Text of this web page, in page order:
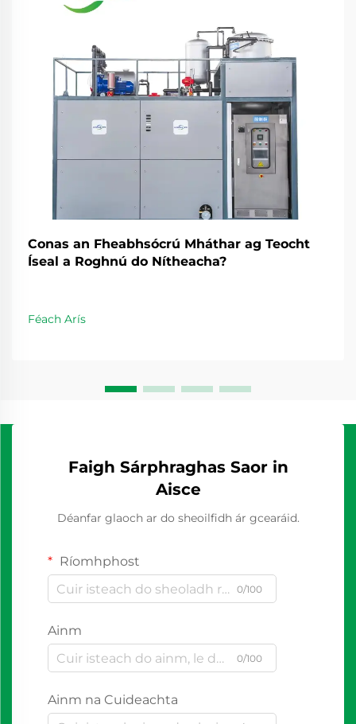
Conas an Fheabhsócrú Mháthar ag Teocht
Íseal a Roghnú do Nítheacha?
Féach Arís
Faigh Sárphraghas Saor in
Aisce
Déanfar glaoch ar do sheoilfidh ár gcearáid.
Ríomhphost
0/100
Ainm
0/100
Ainm na Cuideachta